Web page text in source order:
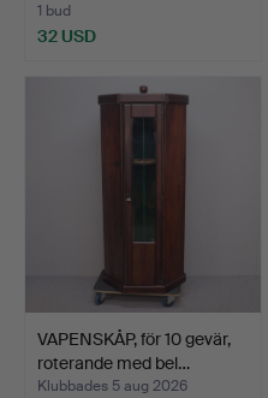
1 bud
32 USD
VAPENSKÅP, för 10 gevär,
roterande med bel…
Klubbades 5 aug 2026